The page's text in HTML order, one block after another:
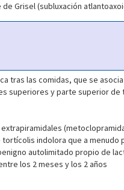
Grisel (subluxación
las comidas, que se
superiores y parte superior
indolora que a
autolimitado propio de
los 2 meses y los 2 años